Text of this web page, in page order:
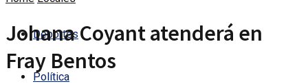
Deportes
Política
Johana Coyant atenderá en
Fray Bentos